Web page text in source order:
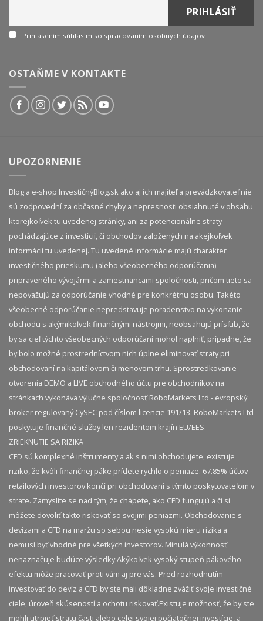
Prihlásením súhlasím so spracovaním osobných údajov
OSTAŇME V KONTAKTE
UPOZORNENIE
Blog a e-shop InvestičnýBlog.sk ako aj ich majiteľ a prevádzkovateľ nie
sú zodpovední za občasné chyby a nepresnosti obsiahnuté v obsahu
ktorejkoľvek tu uvedenej stránky, ani za potencionálne straty
pochádzajúce z investícií, či obchodov založených na akejkoľvek
informácii tu uvedenej. Tu uvedené informácie majú charakter
investičného prieskumu (alebo všeobecného odporúčania)
pripraveného vývojármi a zamestnancami spoločnosti, pričom tieto sa
nepovažujú za odporúčanie vhodné pre konkrétnu osobu. Takéto
všeobecné odporúčanie nepredstavuje poradenstvo na vykonanie
obchodu s akýmikoľvek finančnými nástrojmi, neobsahujú prísľub, že
by sa cieľ týchto všeobecných odporúčaní mohol naplniť, prípadne, že
by bolo možné prostredníctvom nich úplne eliminovať straty pri
obchodovaní na kapitálovom či menovom trhu. Sprostredkovanie
otvorenia DEMO a LIVE obchodného účtu pre obchodníkov na
stránkach vykonáva výlučne spoločnosť RoboMarkets Ltd - evropský
broker regulovaný CySEC pod číslom licencie 191/13. RoboMarkets Ltd
poskytuje finančné služby len rezidentom krajín EU/EES.
ZRIEKNUTIE SA RIZIKA
CFD sú komplexné inštrumenty a ak s nimi obchodujete, existuje
riziko, že kvôli finančnej páke prídete rychlo o peniaze. 67.85% účtov
retailových investorov končí pri obchodovaní s týmto poskytovateľom v
strate. Zamyslite se nad tým, že chápete, ako CFD fungujú a či si
môžete dovoliť takto riskovať so svojimi peniazmi. Obchodovanie s
devízami a CFD na maržu so sebou nesie vysokú mieru rizika a
nemusí byť vhodné pre všetkých investorov. Minulá výkonnosť
nenaznačuje budúce výsledky.​ Akýkoľvek vysoký stupeň pákového
efektu môže pracovať proti vám aj pre vás. Pred rozhodnutím
investovať do devíz a CFD by ste mali dôkladne zvážiť svoje investičné
ciele, úroveň skúseností a ochotu riskovať.​ Existuje možnosť, že by ste
mohli utrpieť stratu časti alebo celej svojej počiatočnej investície, a